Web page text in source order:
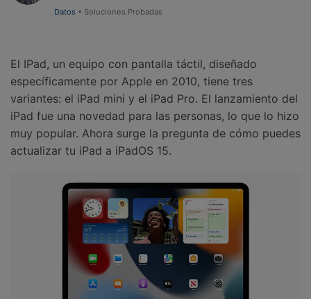
Datos• Soluciones Probadas
El IPad, un equipo con pantalla táctil, diseñado
específicamente por Apple en 2010, tiene tres
variantes: el iPad mini y el iPad Pro. El lanzamiento del
iPad fue una novedad para las personas, lo que lo hizo
muy popular. Ahora surge la pregunta de cómo puedes
actualizar tu iPad a iPadOS 15.